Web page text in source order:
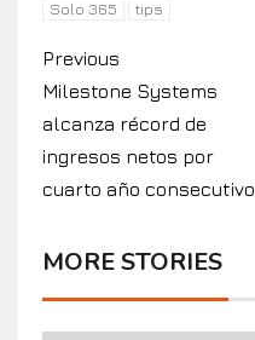
Solo 365
tips
Previous
Milestone Systems
alcanza récord de
ingresos netos por
cuarto año consecutivo
MORE STORIES